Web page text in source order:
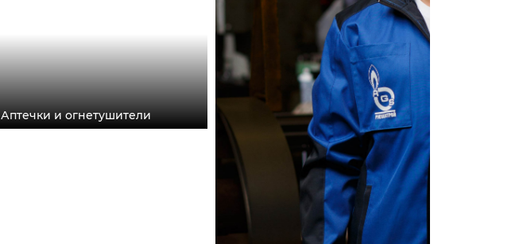
Аптечки и огнетушители